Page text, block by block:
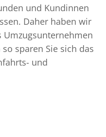
und Kundinnen
Daher haben wir
Umzugsunternehmen
sparen Sie sich das
und